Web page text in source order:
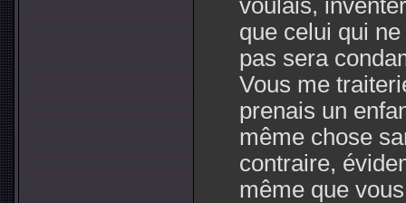
voulais,
que celui qui
pas sera
Vous me
prenais un
même chose
contraire,
même que